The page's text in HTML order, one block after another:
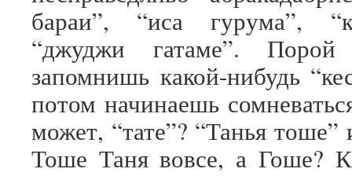
бараи”, “иса гурума”,
“джуджи гатаме”.
запомнишь какой-нибудь
потом начинаешь
может, “тате”? “Танья
Тоше Таня вовсе, а Гоше?